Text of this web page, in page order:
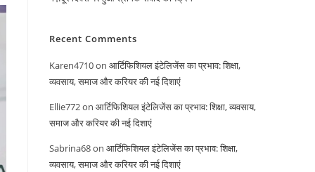
Recent Comments
Karen4710on आर्टिफिशियल इंटेलिजेंस का प्रभाव: शिक्षा,
व्यवसाय, समाज और करियर की नई दिशाएं
Ellie772on आर्टिफिशियल इंटेलिजेंस का प्रभाव: शिक्षा, व्यवसाय,
समाज और करियर की नई दिशाएं
Sabrina68on आर्टिफिशियल इंटेलिजेंस का प्रभाव: शिक्षा,
व्यवसाय, समाज और करियर की नई दिशाएं